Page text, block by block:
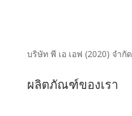
บริษัท พี เอ เอฟ (2020) จำกัด
ผลิตภัณฑ์ของเรา